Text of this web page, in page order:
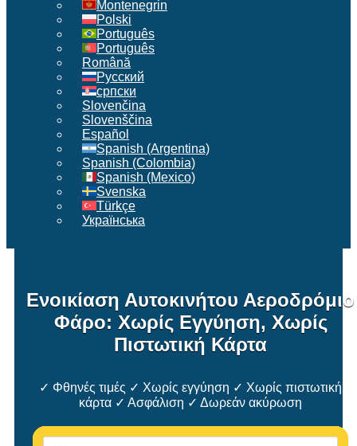
Montenegrin
Polski
Português
Português
Română
Русский
српски
Slovenčina
Slovenščina
Español
Spanish (Argentina)
Spanish (Colombia)
Spanish (Mexico)
Svenska
Türkçe
Українська
Ενοικίαση Αυτοκινήτου Αεροδρόμιο
Φάρο: Χωρίς Εγγύηση, Χωρίς
Πιστωτική Κάρτα
✓ Φθηνές τιμές ✓ Χωρίς εγγύηση ✓ Χωρίς πιστωτική
κάρτα ✓ Ασφάλιση ✓ Δωρεάν ακύρωση